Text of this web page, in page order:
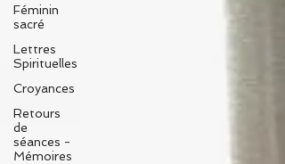
Féminin
sacré
Lettres
Spirituelles
Croyances
Retours
de
séances -
Mémoires